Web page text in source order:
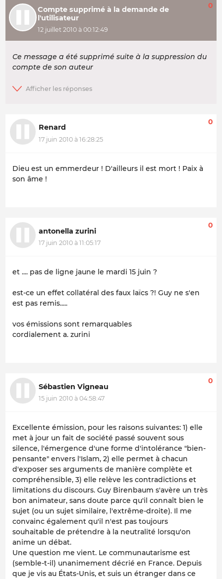
Compte supprimé à la demande de
l'utilisateur
12 juillet 2010 à 00:12:49
0
Ce message a été supprimé suite à la suppression du
compte de son auteur
Renard
17 juin 2010 à 16:28:25
0
Dieu est un emmerdeur ! D'ailleurs il est mort ! Paix à
son âme !
antonella zurini
17 juin 2010 à 11:05:17
0
et .... pas de ligne jaune le mardi 15 juin ?
est-ce un effet collatéral des faux laïcs ?! Guy ne s'en
est pas remis.....
vos émissions sont remarquables
cordialement a. zurini
Sébastien Vigneau
15 juin 2010 à 04:58:47
0
Excellente émission, pour les raisons suivantes: 1) elle
met à jour un fait de société passé souvent sous
silence, l'émergence d'une forme d'intolérance "bien-
pensante" envers l'Islam, 2) elle permet à chacun
d'exposer ses arguments de manière complète et
compréhensible, 3) elle relève les contradictions et
limitations du discours. Guy Birenbaum s'avère un très
bon animateur, sans doute parce qu'il connaît bien le
sujet (ou un sujet similaire, l'extrême-droite). Il me
convainc également qu'il n'est pas toujours
souhaitable de prétendre à la neutralité lorsqu'on
anime un débat.
Une question me vient. Le communautarisme est
(semble-t-il) unanimement décrié en France. Depuis
que je vis au États-Unis, et suis un étranger dans ce